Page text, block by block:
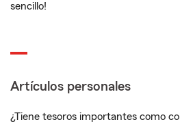
sencillo!
Artículos personales
¿Tiene tesoros importantes como